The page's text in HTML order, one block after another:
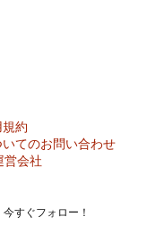
約
てのお問い合わせ
営会社
すぐフォロー！